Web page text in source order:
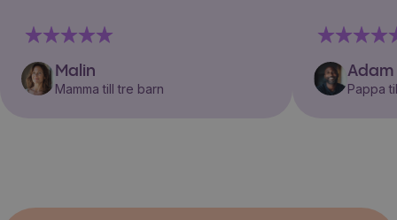
Malin
Mamma till tre barn
Adam
Pappa